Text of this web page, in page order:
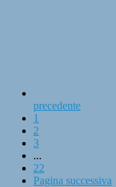
precedente
1
2
3
...
22
Pagina successiva